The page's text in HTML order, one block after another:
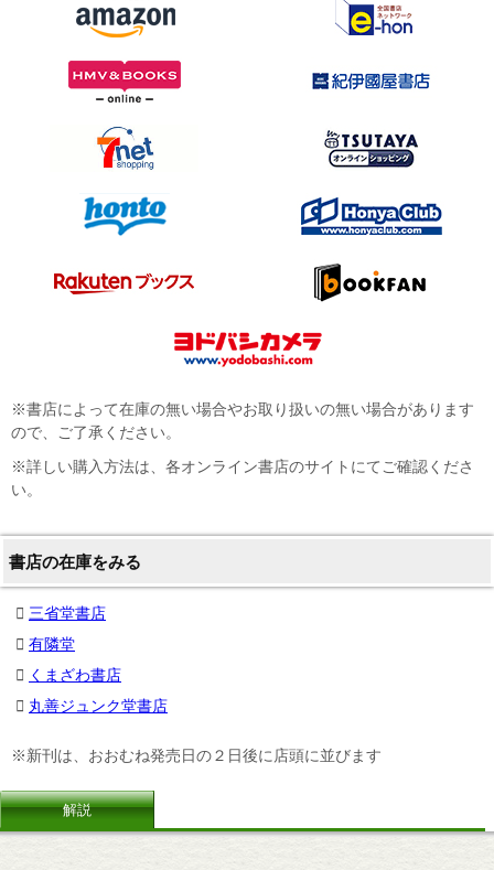
※書店によって在庫の無い場合やお取り扱いの無い場合があります
ので、ご了承ください。
※詳しい購入方法は、各オンライン書店のサイトにてご確認くださ
い。
書店の在庫をみる
三省堂書店
有隣堂
くまざわ書店
丸善ジュンク堂書店
※新刊は、おおむね発売日の２日後に店頭に並びます
解説